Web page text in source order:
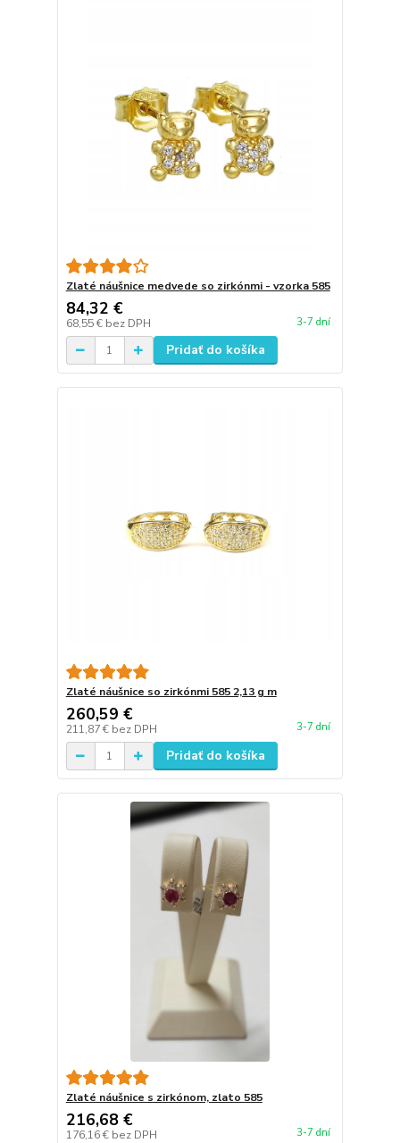
Zlaté náušnice medvede so zirkónmi - vzorka 585
84,32 €
68,55 € bez DPH 3-7 dní
Pridať do košíka
Zlaté náušnice so zirkónmi 585 2,13 g m
260,59 €
211,87 € bez DPH 3-7 dní
Pridať do košíka
Zlaté náušnice s zirkónom, zlato 585
216,68 €
176,16 € bez DPH 3-7 dní